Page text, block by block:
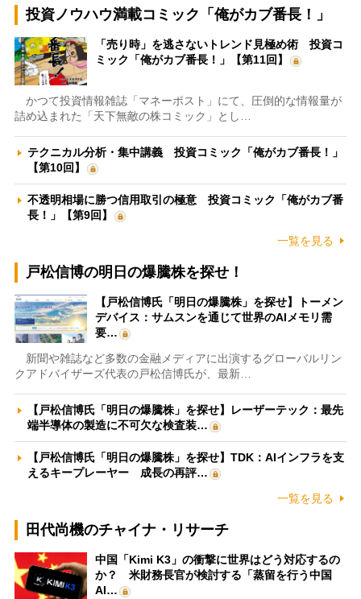
投資ノウハウ満載コミック「俺がカブ番長！」
「売り時」を逃さないトレンド見極め術 投資コ
ミック「俺がカブ番長！」【第11回】
かつて投資情報雑誌「マネーポスト」にて、圧倒的な情報量が
詰め込まれた「天下無敵の株コミック」とし…
テクニカル分析・集中講義 投資コミック「俺がカブ番長！」
【第10回】
不透明相場に勝つ信用取引の極意 投資コミック「俺がカブ番
長！」【第9回】
一覧を見る
戸松信博の明日の爆騰株を探せ！
【戸松信博氏「明日の爆騰株」を探せ】トーメン
デバイス：サムスンを通じて世界のAIメモリ需
要…
新聞や雑誌など多数の金融メディアに出演するグローバルリン
クアドバイザーズ代表の戸松信博氏が、最新…
【戸松信博氏「明日の爆騰株」を探せ】レーザーテック：最先
端半導体の製造に不可欠な検査装…
【戸松信博氏「明日の爆騰株」を探せ】TDK：AIインフラを支
えるキープレーヤー 成長の再評…
一覧を見る
田代尚機のチャイナ・リサーチ
中国「Kimi K3」の衝撃に世界はどう対応するの
か？ 米財務長官が検討する「蒸留を行う中国
AI…